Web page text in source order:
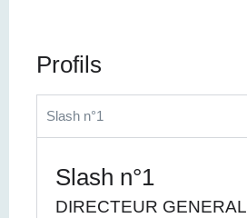
Profils
Slash n°1
Slash n°1
DIRECTEUR GENERAL